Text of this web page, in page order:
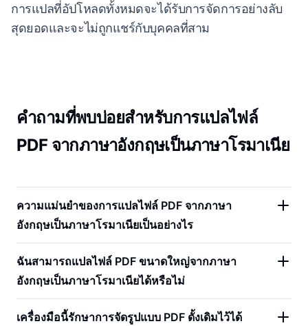
การแปลที่อัปโหลดทั้งหมดจะได้รับการจัดการอย่างลับ
สุดยอดและจะไม่ถูกแชร์กับบุคคลที่สาม
คำถามที่พบบ่อยสำหรับการแปลไฟล์
PDF จากภาษาอังกฤษเป็นภาษาโรมาเนีย
ความแม่นยำของการแปลไฟล์ PDF จากภาษา
อังกฤษเป็นภาษาโรมาเนียเป็นอย่างไร
ฉันสามารถแปลไฟล์ PDF ขนาดใหญ่จากภาษา
อังกฤษเป็นภาษาโรมาเนียได้หรือไม่
เครื่องมือนี้รักษาการจัดรูปแบบ PDF ดั้งเดิมไว้ได้